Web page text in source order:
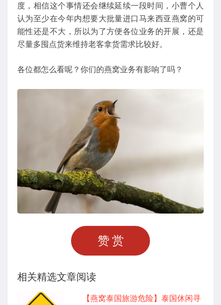
度，相信这个事情还会继续延续一段时间，小曹个人
认为至少在今年内想要大批量进口马来西亚燕窝的可
能性还是不大，所以为了方便各位业务的开展，还是
尽量多囤点货来维持老客拿货需求比较好。
各位都怎么看呢？你们的燕窝业务有影响了吗？
赞赏
相关精选文章阅读
【燕窝泰国旅游危险】泰国休闲寻